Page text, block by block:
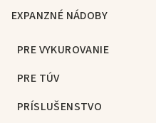
EXPANZNÉ NÁDOBY
PRE VYKUROVANIE
PRE TÚV
PRÍSLUŠENSTVO